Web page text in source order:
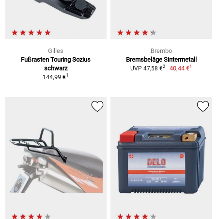
Gilles
Fußrasten Touring Sozius
schwarz
144,99 €1
Brembo
Bremsbeläge Sintermetall
UVP 47,58 €2 40,44 €1